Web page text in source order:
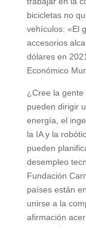
bicicletas no
vehículos: «El
accesorios
dólares en
Económico
¿Cree la
pueden dirigir
energía, el
la IA y la
pueden
desempleo
Fundación
países están
unirse a la
afirmación